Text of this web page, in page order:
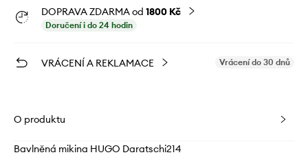
DOPRAVA ZDARMA od 1800 Kč
Doručení i do 24 hodin
VRÁCENÍ A REKLAMACE Vrácení do 30 dnů
O produktu
Bavlněná mikina HUGO Daratschi214